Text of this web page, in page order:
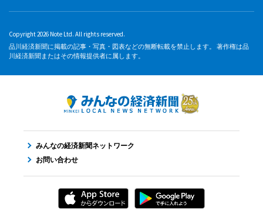
Copyright 2026 Note Ltd. All rights reserved.
品川経済新聞に掲載の記事・写真・図表などの無断転載を禁止します。 著作権は品
川経済新聞またはその情報提供者に属します。
みんなの経済新聞ネットワーク
お問い合わせ